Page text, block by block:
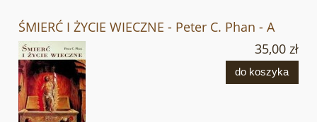
ŚMIERĆ I ŻYCIE WIECZNE - Peter C. Phan - A
35,00 zł
do koszyka